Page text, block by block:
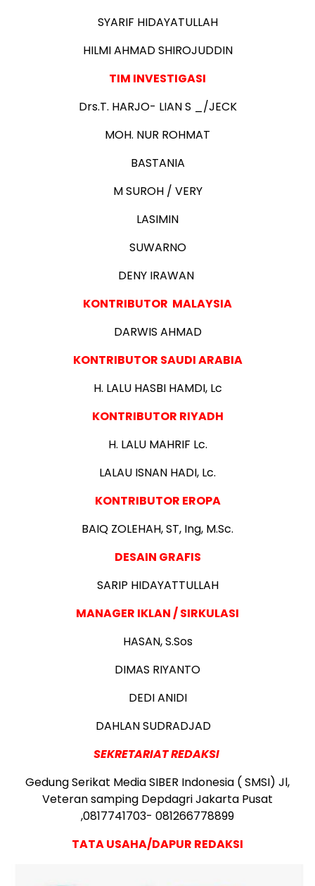
SYARIF HIDAYATULLAH
HILMI AHMAD SHIROJUDDIN
TIM INVESTIGASI
Drs.T. HARJO- LIAN S _/JECK
MOH. NUR ROHMAT
BASTANIA
M SUROH / VERY
LASIMIN
SUWARNO
DENY IRAWAN
KONTRIBUTOR MALAYSIA
DARWIS AHMAD
KONTRIBUTOR SAUDI ARABIA
H. LALU HASBI HAMDI, Lc
KONTRIBUTOR RIYADH
H. LALU MAHRIF Lc.
LALAU ISNAN HADI, Lc.
KONTRIBUTOR EROPA
BAIQ ZOLEHAH, ST, Ing, M.Sc.
DESAIN GRAFIS
SARIP HIDAYATTULLAH
MANAGER IKLAN / SIRKULASI
HASAN, S.Sos
DIMAS RIYANTO
DEDI ANIDI
DAHLAN SUDRADJAD
SEKRETARIAT REDAKSI
Gedung Serikat Media SIBER Indonesia ( SMSI) Jl,
Veteran samping Depdagri Jakarta Pusat
,0817741703- 081266778899
TATA USAHA/DAPUR REDAKSI